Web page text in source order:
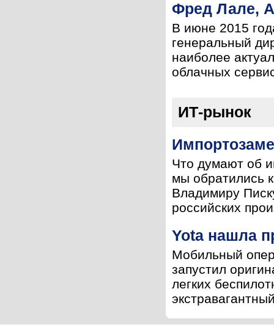
Фред Лале,
В июне 2015
генеральный
наиболее
облачных
ИТ-рынок
Что думают об
мы обратились
Владимиру
российских
Yota нашла
Мобильный
запустил
легких